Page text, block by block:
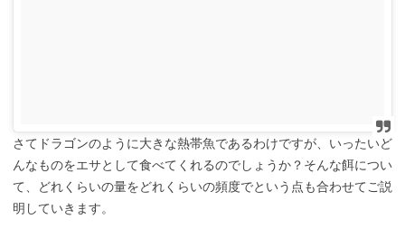
さてドラゴンのように大きな熱帯魚であるわけですが、いったいど
んなものをエサとして食べてくれるのでしょうか？そんな餌につい
て、どれくらいの量をどれくらいの頻度でという点も合わせてご説
明していきます。